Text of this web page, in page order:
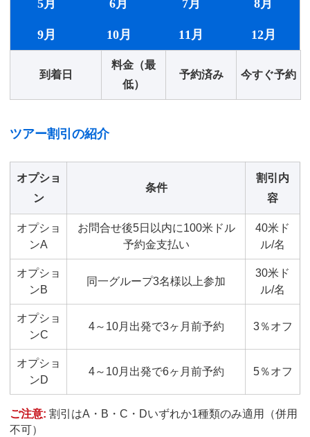
5月 6月 7月 8月
9月 10月 11月 12月
到着日
料金（最
低）
予約済み 今すぐ予約
ツアー割引の紹介
オプショ
ン
条件
割引内
容
オプショ
ンA
お問合せ後5日以内に100米ドル
予約金支払い
40米ド
ル/名
オプショ
ンB
同一グループ3名様以上参加
30米ド
ル/名
オプショ
ンC
4～10月出発で3ヶ月前予約 3％オフ
オプショ
ンD
4～10月出発で6ヶ月前予約 5％オフ
ご注意: 割引はA・B・C・Dいずれか1種類のみ適用（併用
不可）